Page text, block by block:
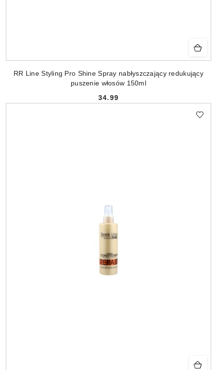
RR Line Styling Pro Shine Spray nabłyszczający redukujący
puszenie włosów 150ml
Cena:
34.99